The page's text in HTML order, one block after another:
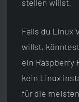
stellen willst.
Falls du Linux
willst,
ein Raspberry
kein Linux
für die